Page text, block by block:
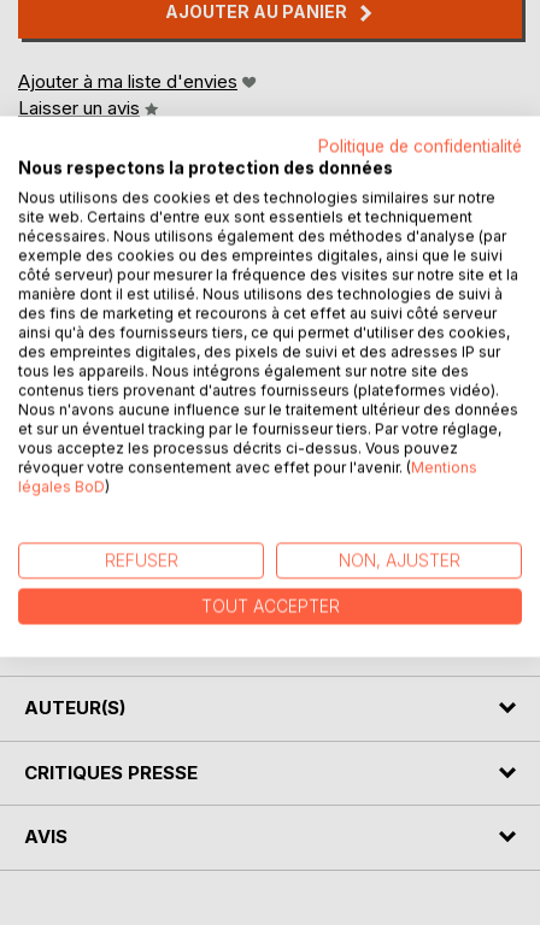
AJOUTER AU PANIER
Ajouter à ma liste d'envies
Laisser un avis
DESCRIPTION
Avec ma pathologie hémorroïdaire, quel est l'intérêt
nutritionnel du hareng ? Puis-je consommer du foie de
veau ? Et la cerise confite me sera-t-elle préjudiciable ?
D'un simple coup d'oeil, ce dictionnaire alimentaire
répondra à vos interrogations concernant les mesures
diététiques à mettre en oeuvre avec vos crises
3000 aliments sont notés selon leur intérêt nutritionnel :
protecteur et bénéfique, plus ou moins intéressant, neutre,
plus ou moins déconseillé ou très vivement déconseillé
voire interdit. Une référence dans le domaine de la
AUTEUR(S)
CRITIQUES PRESSE
AVIS
Politique de confidentialité
Nous respectons la protection des données
Nous utilisons des cookies et des technologies similaires sur notre
site web. Certains d'entre eux sont essentiels et techniquement
nécessaires. Nous utilisons également des méthodes d'analyse (par
exemple des cookies ou des empreintes digitales, ainsi que le suivi
côté serveur) pour mesurer la fréquence des visites sur notre site et la
manière dont il est utilisé. Nous utilisons des technologies de suivi à
des fins de marketing et recourons à cet effet au suivi côté serveur
ainsi qu'à des fournisseurs tiers, ce qui permet d'utiliser des cookies,
des empreintes digitales, des pixels de suivi et des adresses IP sur
tous les appareils. Nous intégrons également sur notre site des
contenus tiers provenant d'autres fournisseurs (plateformes vidéo).
Nous n'avons aucune influence sur le traitement ultérieur des données
et sur un éventuel tracking par le fournisseur tiers. Par votre réglage,
vous acceptez les processus décrits ci-dessus. Vous pouvez
révoquer votre consentement avec effet pour l'avenir. (Mentions
légales BoD)
REFUSER NON, AJUSTER
TOUT ACCEPTER